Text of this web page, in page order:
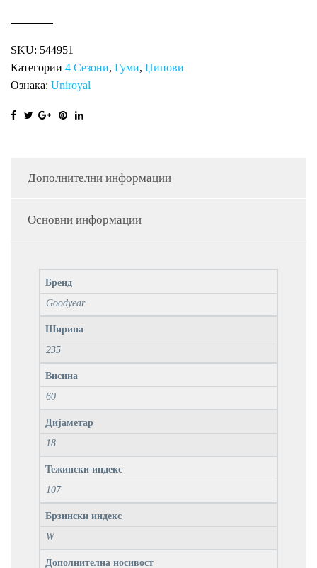
SKU: 544951
Категории 4 Сезони, Гуми, Џипови
Ознака: Uniroyal
Дополнителни информации
Основни информации
Бренд
Goodyear
Ширина
235
Висина
60
Дијаметар
18
Тежински индекс
107
Брзински индекс
W
Дополнителна носивост